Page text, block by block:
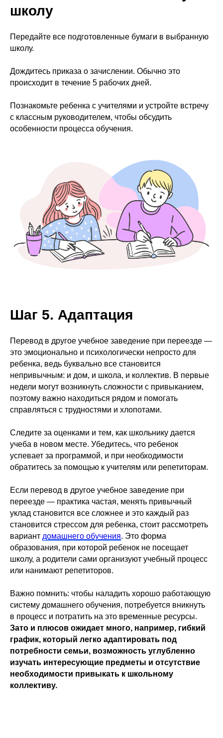
школу
Передайте все подготовленные бумаги в выбранную
школу.
Дождитесь приказа о зачислении. Обычно это
происходит в течение 5 рабочих дней.
Познакомьте ребенка с учителями и устройте встречу
с классным руководителем, чтобы обсудить
особенности процесса обучения.
Шаг 5. Адаптация
Перевод в другое учебное заведение при переезде —
это эмоционально и психологически непросто для
ребенка, ведь буквально все становится
непривычным: и дом, и школа, и коллектив. В первые
недели могут возникнуть сложности с привыканием,
поэтому важно находиться рядом и помогать
справляться с трудностями и хлопотами.
Следите за оценками и тем, как школьнику дается
учеба в новом месте. Убедитесь, что ребенок
успевает за программой, и при необходимости
обратитесь за помощью к учителям или репетиторам.
Если перевод в другое учебное заведение при
переезде — практика частая, менять привычный
уклад становится все сложнее и это каждый раз
становится стрессом для ребенка, стоит рассмотреть
вариант домашнего обучения. Это форма
образования, при которой ребенок не посещает
школу, а родители сами организуют учебный процесс
или нанимают репетиторов.
Важно помнить: чтобы наладить хорошо работающую
систему домашнего обучения, потребуется вникнуть
в процесс и потратить на это временные ресурсы.
Зато и плюсов ожидает много, например, гибкий
график, который легко адаптировать под
потребности семьи, возможность углубленно
изучать интересующие предметы и отсутствие
необходимости привыкать к школьному
коллективу.